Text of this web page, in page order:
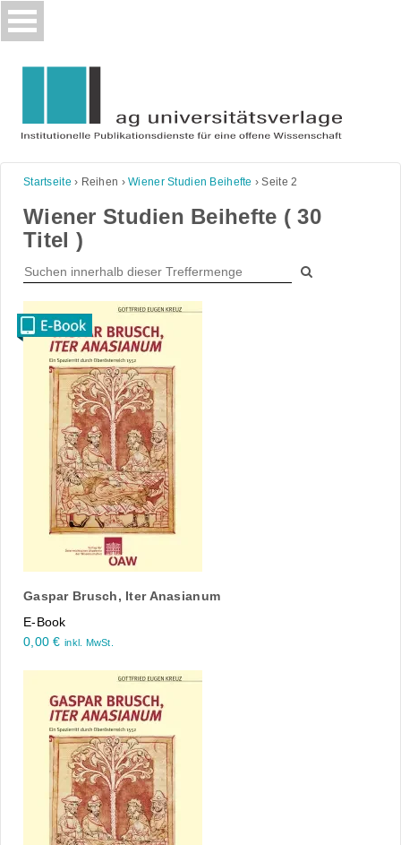
Skip
to
Startseite › Reihen ›Wiener Studien Beihefte ›Seite 2
Wiener Studien Beihefte ( 30
Titel )
Gaspar Brusch, Iter Anasianum
E-Book
0,00€ inkl. MwSt.